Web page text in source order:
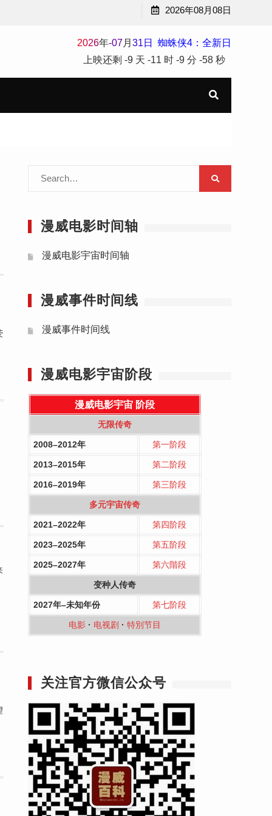
2026年08月08日
2026年-07月 31 日
蜘蛛侠4：全新日
上映还剩 -9 天 -11 时 -9 分 -59 秒
Search
漫威电影时间轴
漫威电影宇宙时间轴
漫威事件时间线
漫威事件时间线
漫威电影宇宙阶段
漫威电影宇宙 阶段
无限传奇
2008–2012年 第一阶段
2013–2015年 第二阶段
2016–2019年 第三阶段
多元宇宙传奇
2021–2022年 第四阶段
2023–2025年 第五阶段
2025–2027年 第六階段
变种人传奇
2027年–未知年份 第七阶段
电影 · 电视剧 · 特別节目
关注官方微信公众号